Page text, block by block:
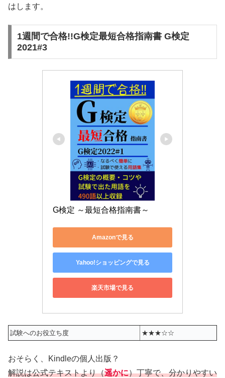
はします。
1週間で合格!!G検定最短合格指南書 G検定
2021#3
G検定 ～最短合格指南書～
Amazonで見る
Yahoo!ショッピングで見る
楽天市場で見る
試験へのお役立ち度 ★★★☆☆
おそらく、Kindleの個人出版？
解説は公式テキストより（遥かに）丁寧で、分かりやすい